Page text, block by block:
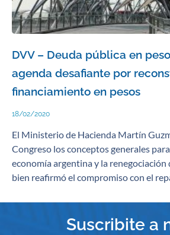
DVV – Deuda pública en
agenda desafiante por
financiamiento en pesos
18/02/2020
El Ministerio de Hacienda Martín
Congreso los conceptos generales
economía argentina y la renegociación
bien reafirmó el compromiso con el
Suscribite a